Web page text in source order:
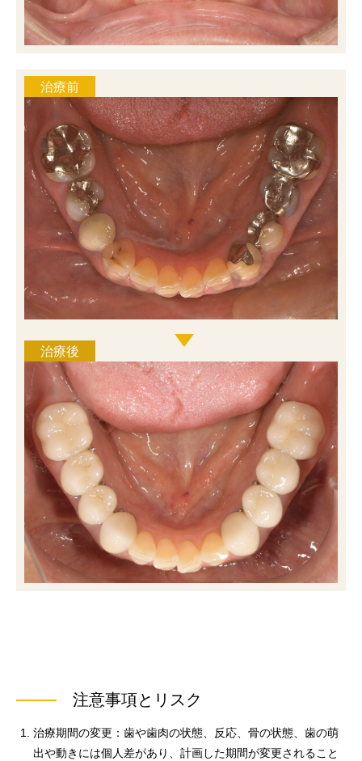
注意事項とリスク
治療期間の変更：歯や歯肉の状態、反応、骨の状態、歯の萌
出や動きには個人差があり、計画した期間が変更されること